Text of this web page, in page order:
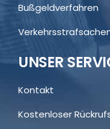
Bußgeldverfahren
UNSER
Kontakt
Kostenloser